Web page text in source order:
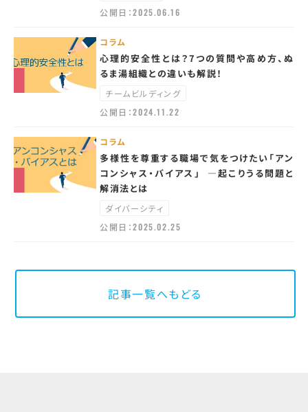
公開日：2025.06.16
コラム
心理的安全性とは？7つの質問や高め方、ぬ
るま湯組織との違いも解説！
チームビルディング
公開日：2024.11.22
コラム
多様性を尊重する職場で気をつけたい「アン
コンシャス・バイアス」 ―起こりうる問題と
解消法とは
ダイバーシティ
公開日：2025.02.25
記事一覧へもどる